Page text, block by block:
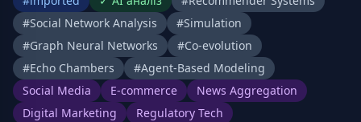
#Social Network Analysis #Simulation
#Graph Neural Networks #Co-evolution
#Echo Chambers #Agent-Based Modeling
Social Media
E-commerce
News Aggregation
Digital Marketing
Regulatory Tech